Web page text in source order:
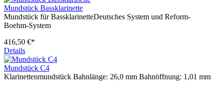
Mundstück Bassklarinette
Mundstück für BassklarinetteDeutsches System und Reform-
Boehm-System
416,50 €*
Details
Mundstück C4
Klarinettenmundstück Bahnlänge: 26,0 mm Bahnöffnung: 1,01 mm